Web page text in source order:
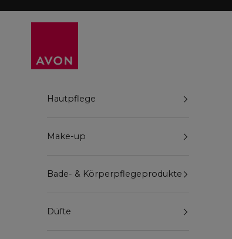
Hautpflege
Make-up
Bade- & Körperpflegeprodukte
Düfte